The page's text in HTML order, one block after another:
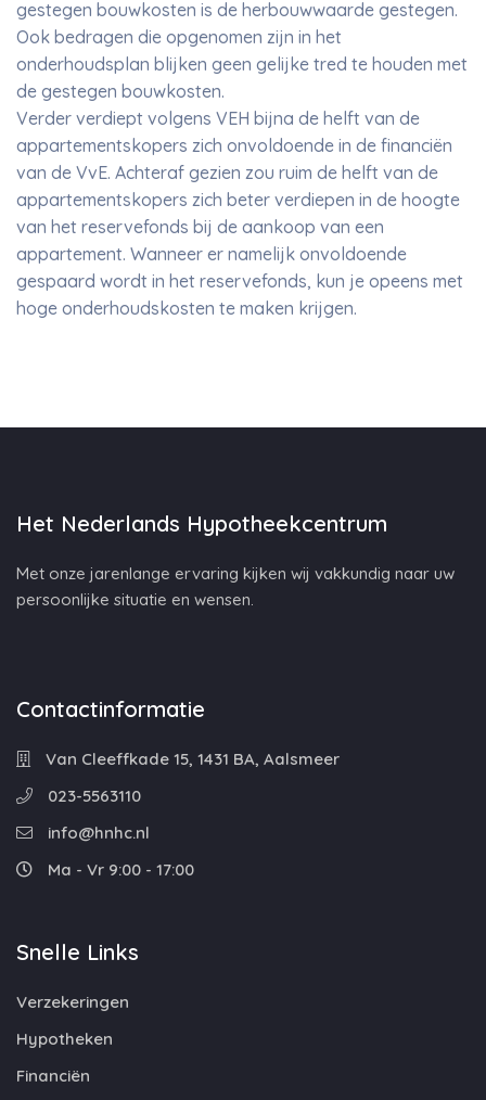
gestegen bouwkosten is de herbouwwaarde gestegen.
Ook bedragen die opgenomen zijn in het
onderhoudsplan blijken geen gelijke tred te houden met
de gestegen bouwkosten.
Verder verdiept volgens VEH bijna de helft van de
appartementskopers zich onvoldoende in de financiën
van de VvE. Achteraf gezien zou ruim de helft van de
appartementskopers zich beter verdiepen in de hoogte
van het reservefonds bij de aankoop van een
appartement. Wanneer er namelijk onvoldoende
gespaard wordt in het reservefonds, kun je opeens met
hoge onderhoudskosten te maken krijgen.
Het Nederlands Hypotheekcentrum
Met onze jarenlange ervaring kijken wij vakkundig naar uw
persoonlijke situatie en wensen.
Contactinformatie
Van Cleeffkade 15, 1431 BA, Aalsmeer
023-5563110
info@hnhc.nl
Ma - Vr 9:00 - 17:00
Snelle Links
Verzekeringen
Hypotheken
Financiën